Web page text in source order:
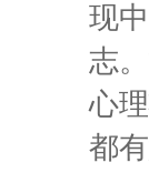
现
志
心
都